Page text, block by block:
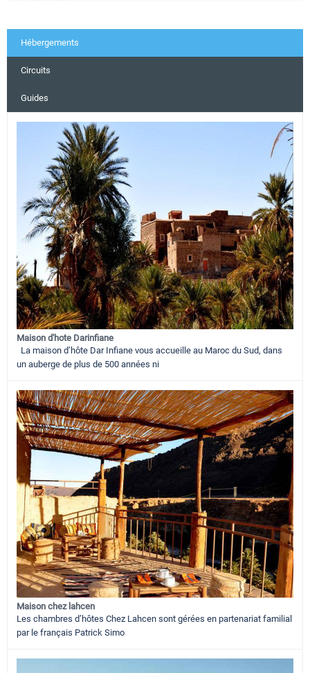
Hébergements
Circuits
Guides
Maison d'hote Darinfiane
La maison d’hôte Dar Infiane vous accueille au Maroc du Sud, dans
un auberge de plus de 500 années ni
Maison chez lahcen
Les chambres d’hôtes Chez Lahcen sont gérées en partenariat familial
par le français Patrick Simo